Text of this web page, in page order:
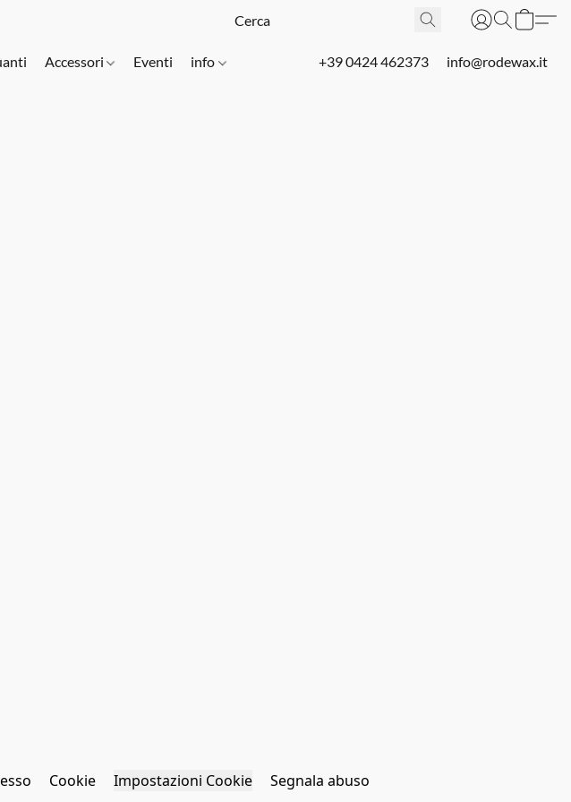
Accessori Eventi info +39 0424 462373 info@rodewax.it
Cookie Impostazioni Cookie Segnala abuso